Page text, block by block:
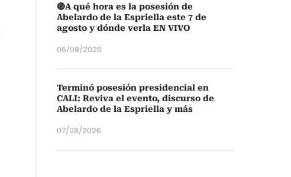
🔴A qué hora es la posesión de
Abelardo de la Espriella este 7 de
agosto y dónde verla EN VIVO
06/08/2026
Terminó posesión presidencial en
CALI: Reviva el evento, discurso de
Abelardo de la Espriella y más
07/08/2026